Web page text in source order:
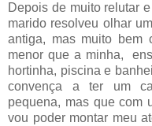
Depois de muito relutar
marido resolveu olhar
antiga, mas muito bem
menor que a minha,
hortinha, piscina e
convença a ter um
pequena, mas que com
vou poder montar meu